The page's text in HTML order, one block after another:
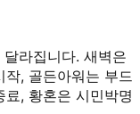
라집니다. 새벽은
, 골든아워는 부드
, 황혼은 시민박명